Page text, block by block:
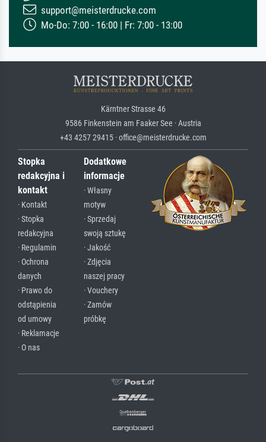
support@meisterdrucke.com
Mo-Do: 7:00 - 16:00 | Fr: 7:00 - 13:00
Kärntner Strasse 46
9586 Finkenstein am Faaker See · Austria
+43 4257 29415 · office@meisterdrucke.com
Stopka
redakcyjna i
kontakt
· Kontakt
· Stopka
redakcyjna
· Regulamin
· Ochrona
danych
· Prawo do
odstąpienia
od umowy
· Reklamacje
· O nas
Dodatkowe
informacje
· Własny
motyw
· Sprzedaj
swoją sztukę
· Jakość
· Zdjęcia
naszej pracy
· Vouchery
· Zamów
próbkę